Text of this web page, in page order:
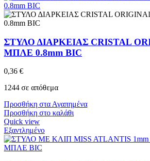
ΣΤΥΛΟ ΔΙΑΡΚΕΙΑΣ CRISTAL
ΜΠΛΕ 0.8mm BIC
0,36 €
1244 σε απόθεμα
Προσθήκη στα Αγαπημένα
Προσθήκη στο καλάθι
Quick view
Εξαντλημένο